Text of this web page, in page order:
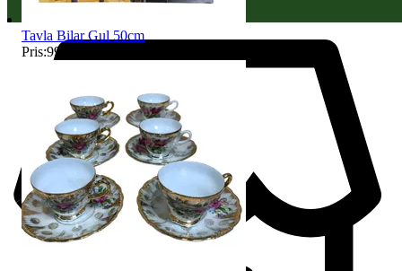
Tavla Bilar Gul 50cm
Pris:99 kr